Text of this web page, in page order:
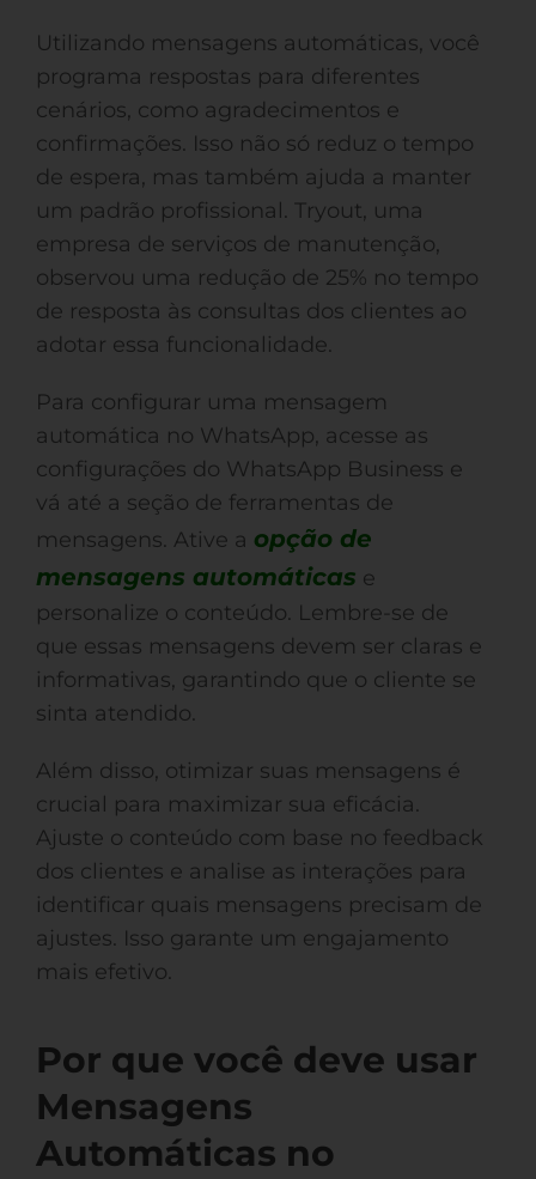
Utilizando mensagens automáticas, você
programa respostas para diferentes
cenários, como agradecimentos e
confirmações. Isso não só reduz o tempo
de espera, mas também ajuda a manter
um padrão profissional. Tryout, uma
empresa de serviços de manutenção,
observou uma redução de 25% no tempo
de resposta às consultas dos clientes ao
adotar essa funcionalidade.
Para configurar uma mensagem
automática no WhatsApp, acesse as
configurações do WhatsApp Business e
vá até a seção de ferramentas de
mensagens. Ative a opção de
mensagens automáticas e
personalize o conteúdo. Lembre-se de
que essas mensagens devem ser claras e
informativas, garantindo que o cliente se
sinta atendido.
Além disso, otimizar suas mensagens é
crucial para maximizar sua eficácia.
Ajuste o conteúdo com base no feedback
dos clientes e analise as interações para
identificar quais mensagens precisam de
ajustes. Isso garante um engajamento
mais efetivo.
Por que você deve usar
Mensagens
Automáticas no